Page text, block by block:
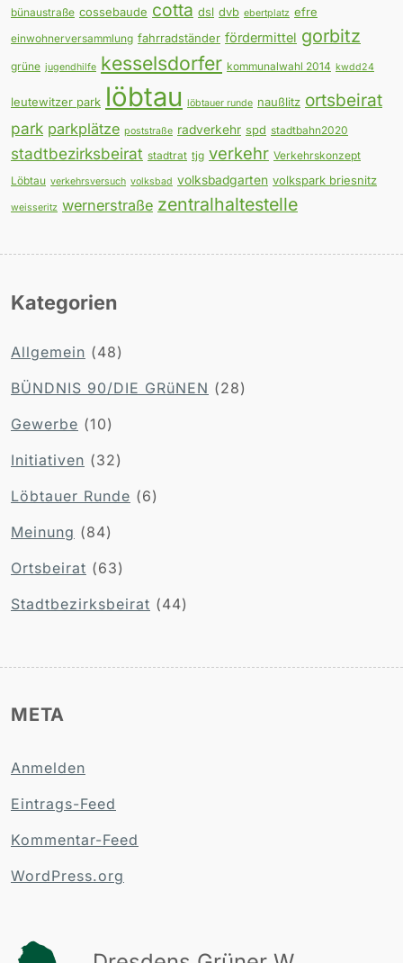
bünaustraße cossebaude cotta dsl dvb ebertplatz efre
einwohnerversammlung fahrradständer fördermittel gorbitz
grüne jugendhilfe kesselsdorfer kommunalwahl 2014 kwdd24
leutewitzer park löbtau löbtauer runde naußlitz ortsbeirat
park parkplätze poststraße radverkehr spd stadtbahn2020
stadtbezirksbeirat stadtrat tjg verkehr Verkehrskonzept
Löbtau verkehrsversuch volksbad volksbadgarten volkspark briesnitz
weisseritz wernerstraße zentralhaltestelle
Kategorien
Allgemein (48)
BÜNDNIS 90/DIE GRüNEN (28)
Gewerbe (10)
Initiativen (32)
Löbtauer Runde (6)
Meinung (84)
Ortsbeirat (63)
Stadtbezirksbeirat (44)
META
Anmelden
Eintrags-Feed
Kommentar-Feed
WordPress.org